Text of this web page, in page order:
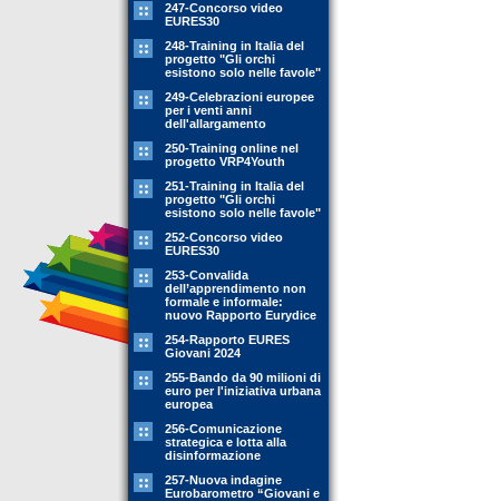
247-Concorso video
EURES30
248-Training in Italia del
progetto "Gli orchi
esistono solo nelle favole"
249-Celebrazioni europee
per i venti anni
dell'allargamento
250-Training online nel
progetto VRP4Youth
251-Training in Italia del
progetto "Gli orchi
esistono solo nelle favole"
252-Concorso video
EURES30
253-Convalida
dell’apprendimento non
formale e informale:
nuovo Rapporto Eurydice
254-Rapporto EURES
Giovani 2024
255-Bando da 90 milioni di
euro per l'iniziativa urbana
europea
256-Comunicazione
strategica e lotta alla
disinformazione
257-Nuova indagine
Eurobarometro “Giovani e